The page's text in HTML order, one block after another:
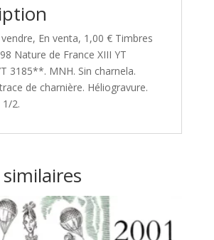
En venta, 1,00 € Timbres
Nature de France XIII YT
3185**. MNH. Sin charnela.
de charnière. Héliogravure.
2.